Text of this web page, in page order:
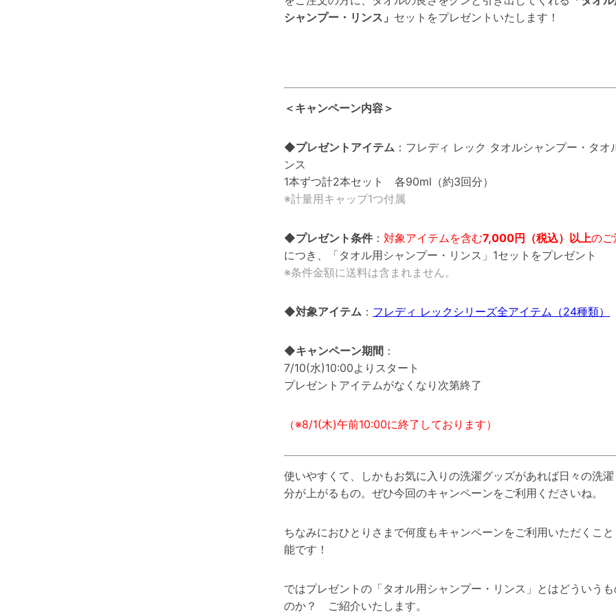
シャンプー・リンス」 セットをプレゼントいたします！
＜キャンペーン内容＞
◆プレゼントアイテム ：フレディ レック タオルシャンプー・タオ
ンス
1本ずつ計2本セット 各90ml（約3回分）
※計量用キャップ1つ付属
◆プレゼント条件： 対象アイテムを含む7,000円（税込）以上のご
につき、「タオル用シャンプー・リンス」1セットをプレゼント
※条件金額に送料は含まれません。
◆対象アイテム ： フレディ レックシリーズ全アイテム（24種類）
◆キャンペーン期間 ：
7/10(水)10:00よりスタート
プレゼントアイテムがなくなり次第終了
（※8/1(木)午前10:00に終了しております）
使いやすくて、しかもお気に入りの洗濯グッズがあれば日々の洗
分が上がるもの。ぜひ今回のキャンペーンをご利用くださいね。
ちなみにおひとりさまで何度もキャンペーンをご利用いただくこ
能です！
ではプレゼントの「タオル用シャンプー・リンス」とはどういうも
のか？ ご紹介いたします。